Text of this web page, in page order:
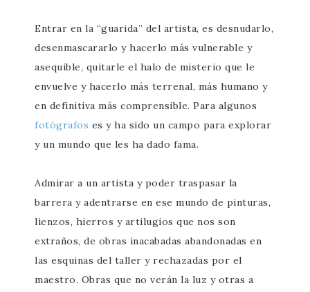
Entrar en la “guarida” del artista, es desnudarlo,
desenmascararlo y hacerlo más vulnerable y
asequible, quitarle el halo de misterio que le
envuelve y hacerlo más terrenal, más humano y
en definitiva más comprensible. Para algunos
fotógrafos es y ha sido un campo para explorar
y un mundo que les ha dado fama.
Admirar a un artista y poder traspasar la
barrera y adentrarse en ese mundo de pinturas,
lienzos, hierros y artilugios que nos son
extraños, de obras inacabadas abandonadas en
las esquinas del taller y rechazadas por el
maestro. Obras que no verán la luz y otras a